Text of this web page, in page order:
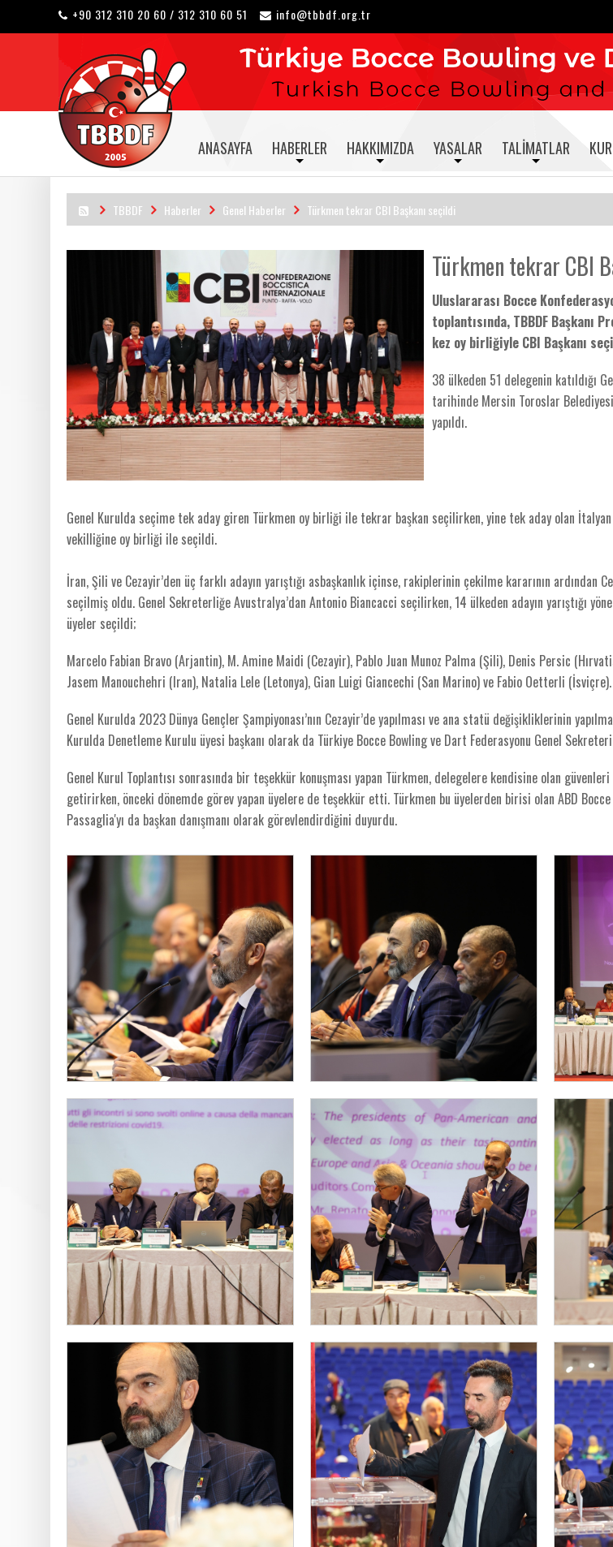
+90 312 310 20 60 / 312 310 60 51 info@tbbdf.org.tr
ANASAYFA HABERLER HAKKIMIZDA YASALAR TALIMATLAR
TBBDF Haberler Genel Haberler Türkmen tekrar CBI Başkanı seçildi
Türkmen tekrar CBI
Uluslararası Bocce
toplantısında, TBBDF Başkanı
kez oy birliğiyle CBI Başkanı
38 ülkeden 51 delegenin katıldığı
tarihinde Mersin Toroslar
yapıldı.
Genel Kurulda seçime tek aday giren Türkmen oy birliği ile tekrar başkan seçilirken, yine tek aday olan
vekilliğine oy birliği ile seçildi.
İran, Şili ve Cezayir’den üç farklı adayın yarıştığı asbaşkanlık içinse, rakiplerinin çekilme kararının ardından
seçilmiş oldu. Genel Sekreterliğe Avustralya’dan Antonio Biancacci seçilirken, 14 ülkeden adayın yarıştığı
üyeler seçildi;
Marcelo Fabian Bravo (Arjantin), M. Amine Maidi (Cezayir), Pablo Juan Munoz Palma (Şili), Denis Persic
Jasem Manouchehri (Iran), Natalia Lele (Letonya), Gian Luigi Giancechi (San Marino) ve Fabio Oetterli (İsviçre).
Genel Kurulda 2023 Dünya Gençler Şampiyonası’nın Cezayir’de yapılması ve ana statü değişikliklerinin
Kurulda Denetleme Kurulu üyesi başkanı olarak da Türkiye Bocce Bowling ve Dart Federasyonu Genel
Genel Kurul Toplantısı sonrasında bir teşekkür konuşması yapan Türkmen, delegelere kendisine olan
getirirken, önceki dönemde görev yapan üyelere de teşekkür etti. Türkmen bu üyelerden birisi olan ABD Bocce
Passaglia'yı da başkan danışmanı olarak görevlendirdiğini duyurdu.